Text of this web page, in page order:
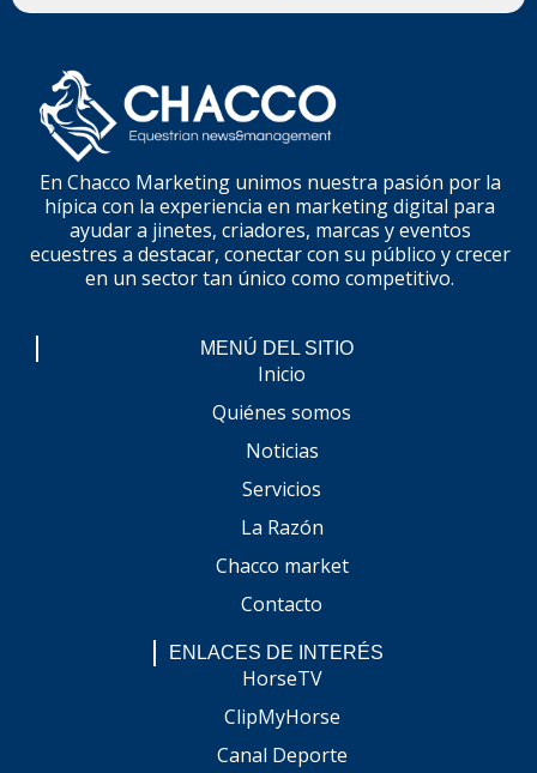
En Chacco Marketing unimos nuestra pasión por la
hípica con la experiencia en marketing digital para
ayudar a jinetes, criadores, marcas y eventos
ecuestres a destacar, conectar con su público y crecer
en un sector tan único como competitivo.
MENÚ DEL SITIO
Inicio
Quiénes somos
Noticias
Servicios
La Razón
Chacco market
Contacto
ENLACES DE INTERÉS
HorseTV
ClipMyHorse
Canal Deporte